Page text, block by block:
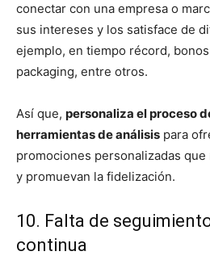
conectar con una empresa o
sus intereses y los satisface de
ejemplo, en tiempo récord,
packaging, entre otros.
Así que, personaliza el proceso
herramientas de análisis para
promociones personalizadas
y promuevan la fidelización.
10. Falta de
continua